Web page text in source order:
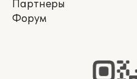
Партнеры
Форум